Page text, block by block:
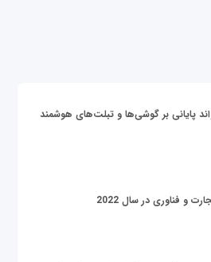
پایانی بر گوشی‌ها و تبلت‌های هوشمند